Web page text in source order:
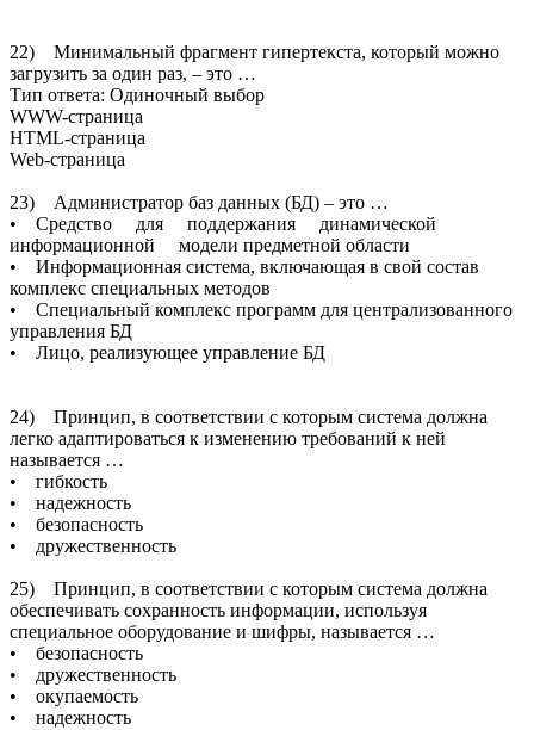
22) Минимальный фрагмент гипертекста, который можно
загрузить за один раз, – это …
Тип ответа: Одиночный выбор
WWW-страница
HTML-страница
Web-страница
23) Администратор баз данных (БД) – это …
• Средство для поддержания динамической
информационной модели предметной области
• Информационная система, включающая в свой состав
комплекс специальных методов
• Специальный комплекс программ для централизованного
управления БД
• Лицо, реализующее управление БД
24) Принцип, в соответствии с которым система должна
легко адаптироваться к изменению требований к ней
называется …
• гибкость
• надежность
• безопасность
• дружественность
25) Принцип, в соответствии с которым система должна
обеспечивать сохранность информации, используя
специальное оборудование и шифры, называется …
• безопасность
• дружественность
• окупаемость
• надежность